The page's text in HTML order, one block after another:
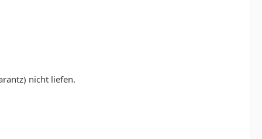
nicht liefen.